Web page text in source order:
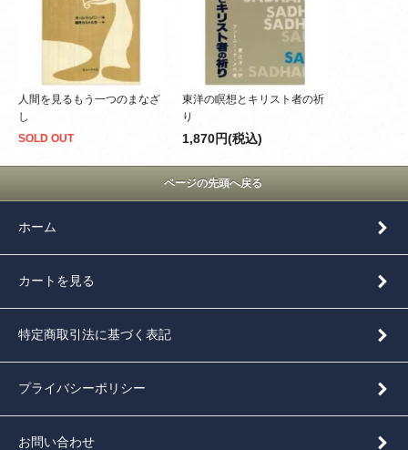
人間を見るもう一つのまなざ
し
SOLD OUT
東洋の瞑想とキリスト者の祈
り
1,870円(税込)
ページの先頭へ戻る
ホーム
カートを見る
特定商取引法に基づく表記
プライバシーポリシー
お問い合わせ